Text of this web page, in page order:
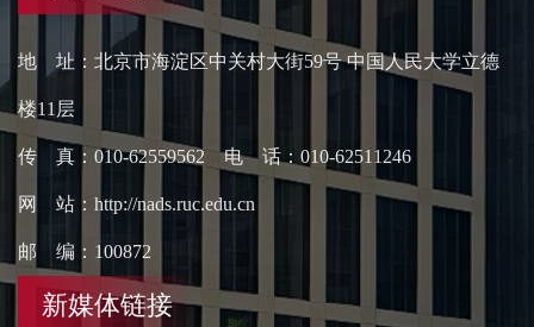
地 址：北京市海淀区中关村大街59号 中国人民大学立德
楼11层
传 真：010-62559562 电 话：010-62511246
网 站：http://nads.ruc.edu.cn
邮 编：100872
新媒体链接